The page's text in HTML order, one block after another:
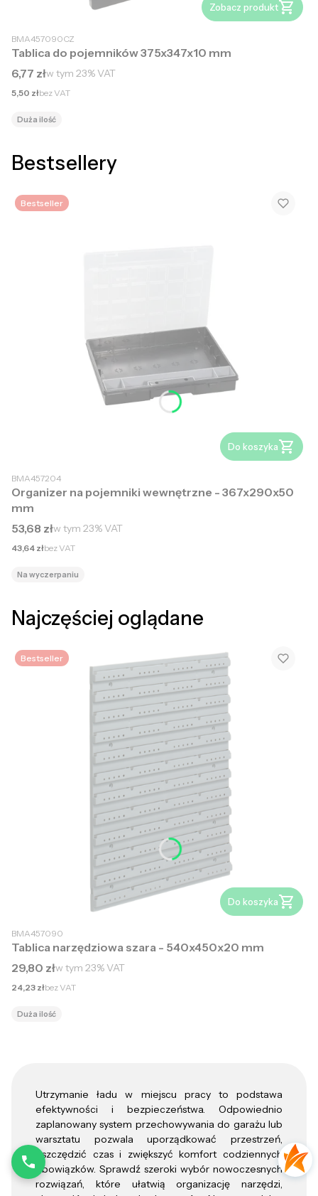
Zobacz produkt
BMA457090CZ
Tablica do pojemników 375x347x10 mm
Cena brutto
6,77 złw tym 23%VAT
Cena netto
5,50 złbez VAT
Duża ilość
Bestsellery
Bestseller
Do koszyka
BMA457204
Organizer na pojemniki wewnętrzne - 367x290x50
mm
Cena brutto
53,68 złw tym 23%VAT
Cena netto
43,64 złbez VAT
Na wyczerpaniu
Najczęściej oglądane
Bestseller
Do koszyka
BMA457090
Tablica narzędziowa szara - 540x450x20 mm
Cena brutto
29,80 złw tym 23%VAT
Cena netto
24,23 złbez VAT
Duża ilość
Utrzymanie ładu w miejscu pracy to podstawa
efektywności i bezpieczeństwa. Odpowiednio
zaplanowany system przechowywania do garażu lub
warsztatu pozwala uporządkować przestrzeń,
oszczędzić czas i zwiększyć komfort codziennych
obowiązków. Sprawdź szeroki wybór nowoczesnych
rozwiązań, które ułatwią organizację narzędzi,